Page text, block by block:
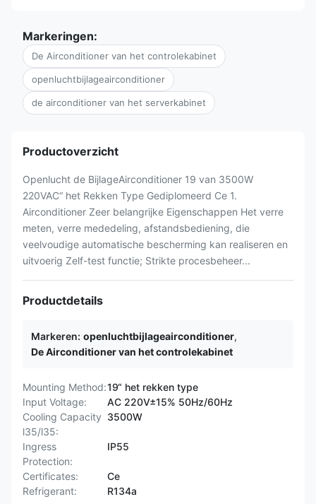
Markeringen:
De Airconditioner van het controlekabinet
openluchtbijlageairconditioner
de airconditioner van het serverkabinet
Productoverzicht
Openlucht de BijlageAirconditioner 19 van 3500W
220VAC“ het Rekken Type Gediplomeerd Ce 1.
Airconditioner Zeer belangrijke Eigenschappen Het verre
meten, verre mededeling, afstandsbediening, die
veelvoudige automatische bescherming kan realiseren en
uitvoerig Zelf-test functie; Strikte procesbeheer...
Productdetails
Markeren: openluchtbijlageairconditioner,
De Airconditioner van het controlekabinet
Mounting Method:19“ het rekken type
Input Voltage:
AC 220V±15% 50Hz/60Hz
Cooling Capacity
l35/l35:
3500W
Ingress
Protection:
IP55
Certificates:
Ce
Refrigerant:
R134a